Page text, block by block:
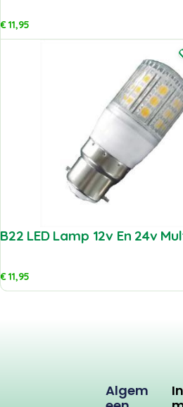
€11,95
B22 LED Lamp 12v En 24v
€11,95
Algem